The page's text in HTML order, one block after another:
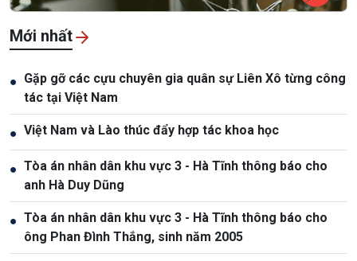
Mới nhất
● Gặp gỡ các cựu chuyên gia quân sự Liên Xô từng công
tác tại Việt Nam
● Việt Nam và Lào thúc đẩy hợp tác khoa học
● Tòa án nhân dân khu vực 3 - Hà Tĩnh thông báo cho
anh Hà Duy Dũng
● Tòa án nhân dân khu vực 3 - Hà Tĩnh thông báo cho
ông Phan Đình Thắng, sinh năm 2005